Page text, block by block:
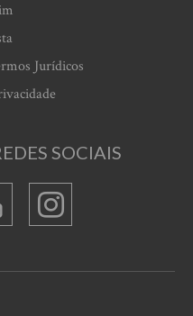
Jurídicos
SOCIAIS